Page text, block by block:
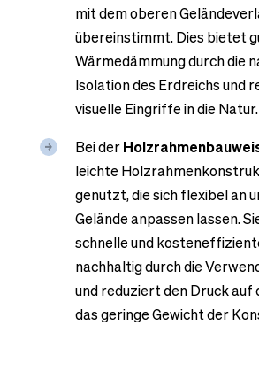
mit dem oberen
übereinstimmt. Dies bietet
Wärmedämmung durch die
Isolation des Erdreichs und
visuelle Eingriffe in die Natur.
Bei der
leichte
genutzt, die sich flexibel an
Gelände anpassen lassen.
schnelle und
nachhaltig durch die
und reduziert den Druck auf
das geringe Gewicht der